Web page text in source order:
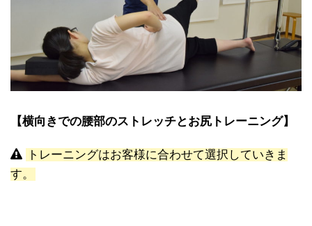
【横向きでの腰部のストレッチとお尻トレーニング】
トレーニングはお客様に合わせて選択していきま
す。